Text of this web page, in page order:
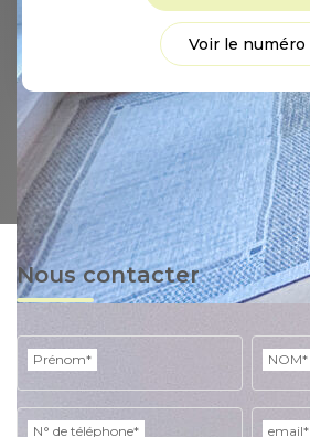
Voir le numéro
Nous contacter
Prénom* NOM*
N° de téléphone* email*